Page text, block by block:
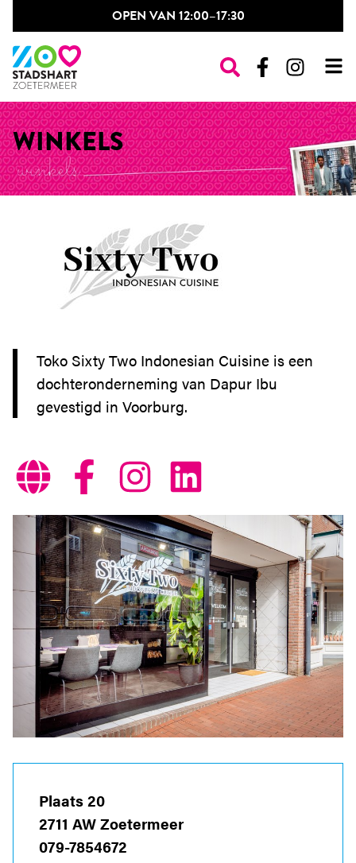
OPEN VAN 12:00–17:30
WINKELS
RESTAURANTS
PASSAGES & PLEINEN
OPENINGSTIJDEN
NIEUWS & EVENTS
CONTACT
ZOETERMEER IS
DE PLEK
WINKELS
Toko Sixty Two Indonesian Cuisine is een
dochteronderneming van Dapur Ibu
gevestigd in Voorburg.
Plaats 20
2711 AW Zoetermeer
079-7854672